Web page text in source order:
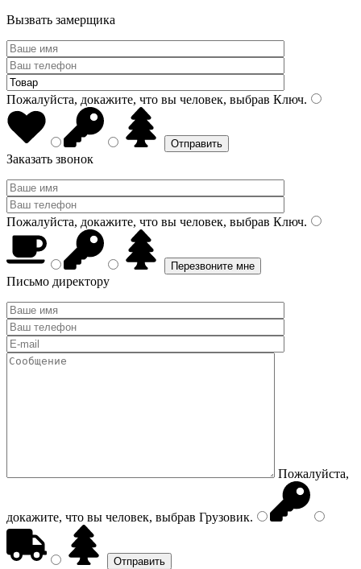
Вызвать замерщика
Пожалуйста, докажите, что вы человек, выбрав Ключ.
Заказать звонок
Пожалуйста, докажите, что вы человек, выбрав Ключ.
Письмо директору
Пожалуйста,
докажите, что вы человек, выбрав Грузовик.